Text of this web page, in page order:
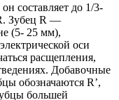
составляет до 1/3-
Зубец R —
(5- 25 мм),
оси
расщепления,
Добавочные
обозначаются R’,
большей